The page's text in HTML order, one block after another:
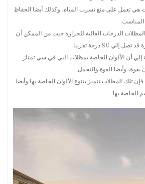
هي تعمل على منع تسرب المياه، وكذلك أيضا الحفاظ
المناسب.
الدرجات العالية للحرارة حيث من الممكن أن
إلي 90 درجة تقريبا.
إلي أن الألوان الخاصة بمظلات البي في سي تمتاز
بقوة، وأيضا القوة والتحمل.
تلك المظلات تتميز بتنوع الألوان الخاصة بها وأيضا
الخاصة بها.